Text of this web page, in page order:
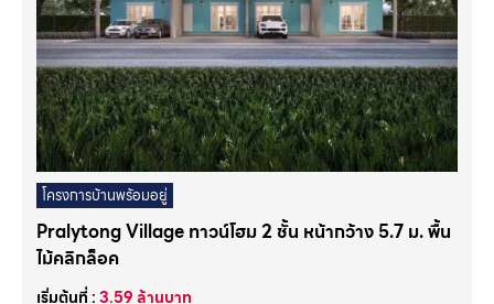
โครงการบ้านพร้อมอยู่
Pralytong Village ทาวน์โฮม 2 ชั้น หน้ากว้าง 5.7 ม. พื้น
ไม้คลิกล็อค
เริ่มต้นที่ :3.59ล้านบาท